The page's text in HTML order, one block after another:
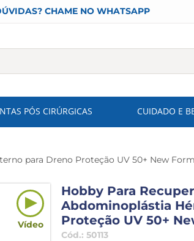
CHAME NO WHATSAPP
PÓS CIRÚRGICAS CUIDADO E
para Dreno Proteção UV 50+ New Form
Vídeo
Hobby Para
Abdominoplástia
Proteção UV 50+
Cód.:50113